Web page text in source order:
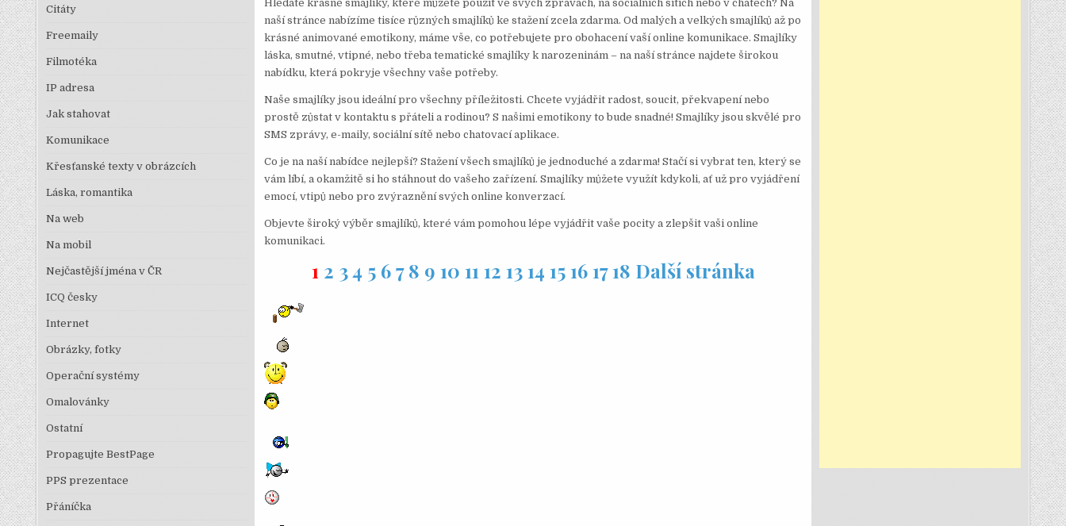
Hledáte krásné smajlíky, které můžete použít ve svých zprávách, na sociálních sítích nebo v chatech? Na
naší stránce nabízíme tisíce různých smajlíků ke stažení zcela zdarma. Od malých a velkých smajlíků až po
krásné animované emotikony, máme vše, co potřebujete pro obohacení vaší online komunikace. Smajlíky
láska, smutné, vtipné, nebo třeba tematické smajlíky k narozeninám – na naší stránce najdete širokou
nabídku, která pokryje všechny vaše potřeby.
Naše smajlíky jsou ideální pro všechny příležitosti. Chcete vyjádřit radost, soucit, překvapení nebo
prostě zůstat v kontaktu s přáteli a rodinou? S našimi emotikony to bude snadné! Smajlíky jsou skvělé pro
SMS zprávy, e-maily, sociální sítě nebo chatovací aplikace.
Co je na naší nabídce nejlepší? Stažení všech smajlíků je jednoduché a zdarma! Stačí si vybrat ten, který se
vám líbí, a okamžitě si ho stáhnout do vašeho zařízení. Smajlíky můžete využít kdykoli, ať už pro vyjádření
emocí, vtipů nebo pro zvýraznění svých online konverzací.
Objevte široký výběr smajlíků, které vám pomohou lépe vyjádřit vaše pocity a zlepšit vaši online
komunikaci.
1 2 34 5 67 8 9 10 11 12 1314 15161718 Další stránka
Citáty
Freemaily
Filmotéka
IP adresa
Jak stahovat
Komunikace
Křesťanské texty v obrázcích
Láska, romantika
Na web
Na mobil
Nejčastější jména v ČR
ICQ česky
Internet
Obrázky, fotky
Operační systémy
Omalovánky
Ostatní
Propagujte BestPage
PPS prezentace
Přáníčka